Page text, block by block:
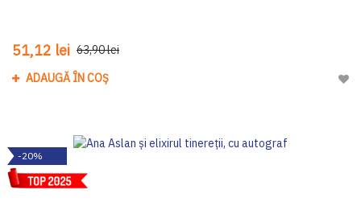
51,12 lei 63,90 lei
ADAUGĂ ÎN COȘ
-20%